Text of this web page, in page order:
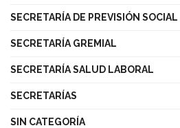
SECRETARÍA DE PREVISIÓN SOCIAL
SECRETARÍA GREMIAL
SECRETARÍA SALUD LABORAL
SECRETARÍAS
SIN CATEGORÍA